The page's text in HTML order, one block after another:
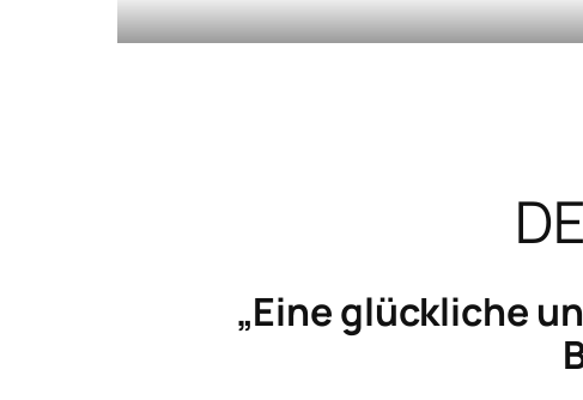
„Eine glückliche